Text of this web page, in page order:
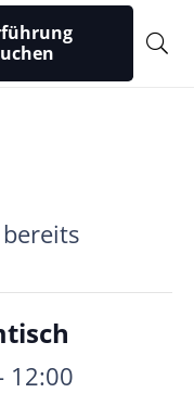
12:00